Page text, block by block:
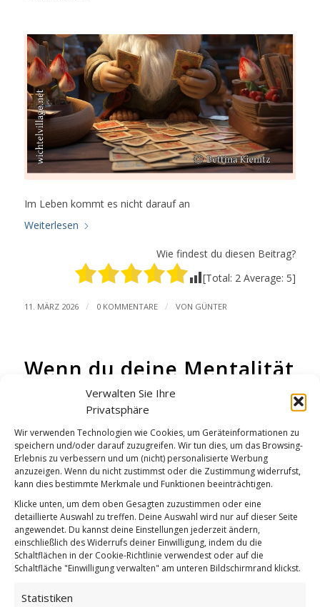
Verwalten Sie Ihre
Privatsphäre
Wir verwenden Technologien wie Cookies, um Geräteinformationen zu
speichern und/oder darauf zuzugreifen. Wir tun dies, um das Browsing-
Erlebnis zu verbessern und um (nicht) personalisierte Werbung
anzuzeigen. Wenn du nicht zustimmst oder die Zustimmung widerrufst,
kann dies bestimmte Merkmale und Funktionen beeinträchtigen.
Klicke unten, um dem oben Gesagten zuzustimmen oder eine
detaillierte Auswahl zu treffen. Deine Auswahl wird nur auf dieser Seite
angewendet. Du kannst deine Einstellungen jederzeit ändern,
einschließlich des Widerrufs deiner Einwilligung, indem du die
Schaltflächen in der Cookie-Richtlinie verwendest oder auf die
Schaltfläche "Einwilligung verwalten" am unteren Bildschirmrand klickst.
Statistiken
Im Leben kommt es nicht darauf an
Weiterlesen
Wie findest du diesen Beitrag?
[Total: 2 Average: 5]
11. MÄRZ 2026 / 0 KOMMENTARE / VON GÜNTER
Wenn du deine Mentalität
GUTEN MORGEN
Wenn du deine Mentalität ändern kannst